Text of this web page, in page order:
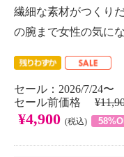
繊細な素材がつくり
の腕まで女性の気に
セール：2026/7/24〜
セール前価格
¥4,900 (税込)